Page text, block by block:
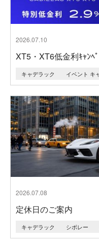
2026.07.10
XT5・XT6低金利ｷｬﾝﾍ
キャデラック イベント キ
2026.07.08
定休日のご案内
キャデラック シボレー